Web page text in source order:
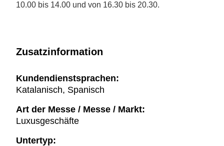
10.00 bis 14.00 und von 16.30 bis 20.30.
Zusatzinformation
Kundendienstsprachen:
Katalanisch, Spanisch
Art der Messe / Messe / Markt:
Luxusgeschäfte
Untertyp: